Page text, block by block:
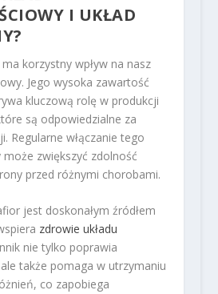
I UKŁAD
korzystny wpływ na nasz
Jego wysoka zawartość
kluczową rolę w produkcji
są odpowiedzialne za
Regularne włączanie tego
zwiększyć zdolność
przed różnymi chorobami.
jest doskonałym źródłem
zdrowie układu
nie tylko poprawia
także pomaga w utrzymaniu
co zapobiega